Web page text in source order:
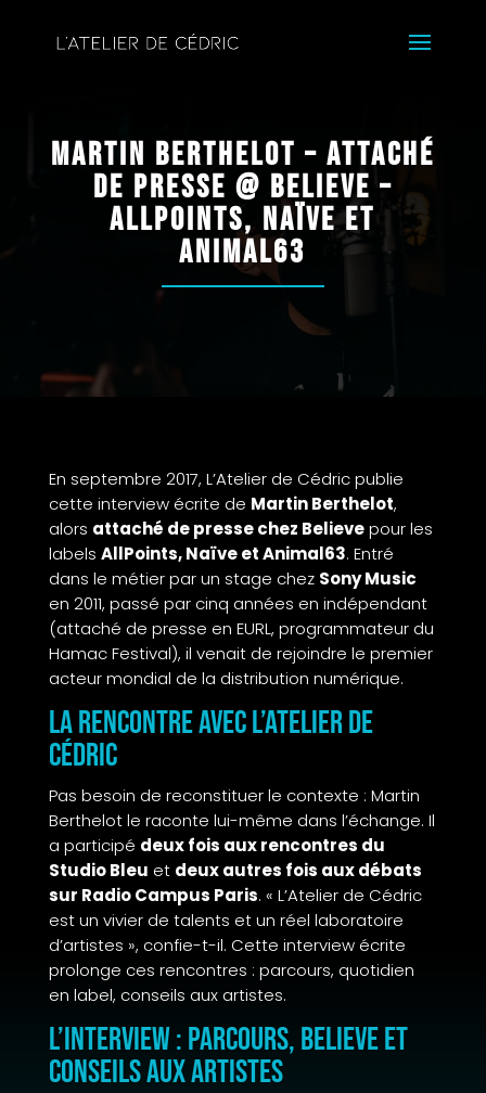
Martin Berthelot – Attaché
de Presse @ Believe –
AllPoints, Naïve et
Animal63
En septembre 2017, L’Atelier de Cédric publie
cette interview écrite de Martin Berthelot,
alors attaché de presse chez Believepour les
labels AllPoints, Naïve et Animal63. Entré
dans le métier par un stage chez Sony Music
en 2011, passé par cinq années en indépendant
(attaché de presse en EURL, programmateur du
Hamac Festival), il venait de rejoindre le premier
acteur mondial de la distribution numérique.
La rencontre avec L’Atelier de
Cédric
Pas besoin de reconstituer le contexte : Martin
Berthelot le raconte lui-même dans l’échange. Il
a participé deux fois aux rencontres du
Studio Bleu et deux autres fois aux débats
sur Radio Campus Paris. « L’Atelier de Cédric
est un vivier de talents et un réel laboratoire
d’artistes », confie-t-il. Cette interview écrite
prolonge ces rencontres : parcours, quotidien
en label, conseils aux artistes.
L’interview : parcours, Believe et
conseils aux artistes